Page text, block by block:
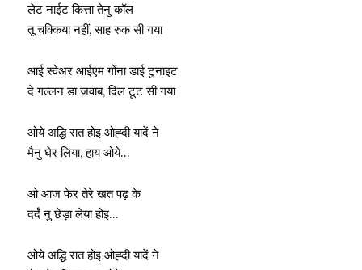
लेट नाईट कित्ता तेनु कॉल
तू चक्किया नहीं, साह रुक सी गया
आई स्वेअर आईएम गोंना डाई टुनाइट
दे गल्लन डा जवाब, दिल टूट सी गया
ओये अद्धि रात होइ ओह्दी यादें ने
मैनु घेर लिया, हाय ओये…
ओ आज फेर तेरे खत पढ़ के
दर्दं नु छेड़ा लेया होइ…
ओये अद्धि रात होइ ओह्दी यादें ने